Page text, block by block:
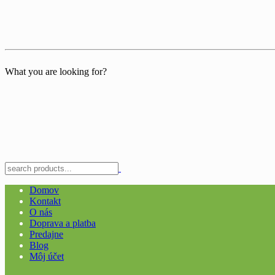
What you are looking for?
Domov
Kontakt
O nás
Doprava a platba
Predajne
Blog
Môj účet